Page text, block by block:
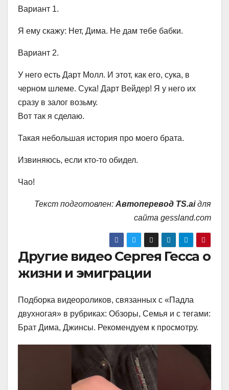
Вариант 1.
Я ему скажу: Нет, Дима. Не дам тебе бабки.
Вариант 2.
У него есть Дарт Молл. И этот, как его, сука, в
черном шлеме. Сука! Дарт Вейдер! Я у него их
сразу в залог возьму.
Вот так я сделаю.
Такая небольшая история про моего брата.
Извиняюсь, если кто-то обидел.
Чао!
Текст подготовлен: Автоперевод TS.aiдля
сайта gessland.com
Другие видео Сергея Гесса о
жизни и эмиграции
Подборка видеороликов, связанных с «Падла
двухногая» в рубриках: Обзоры, Семья и с тегами:
Брат Дима, Джинсы. Рекомендуем к просмотру.